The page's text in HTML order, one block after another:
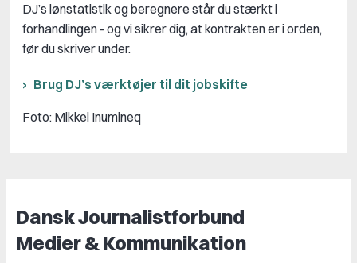
DJ’s lønstatistik og beregnere står du stærkt i
forhandlingen - og vi sikrer dig, at kontrakten er i orden,
før du skriver under.
Brug DJ’s værktøjer til dit jobskifte
Foto: Mikkel Inumineq
Dansk Journalistforbund
Medier & Kommunikation